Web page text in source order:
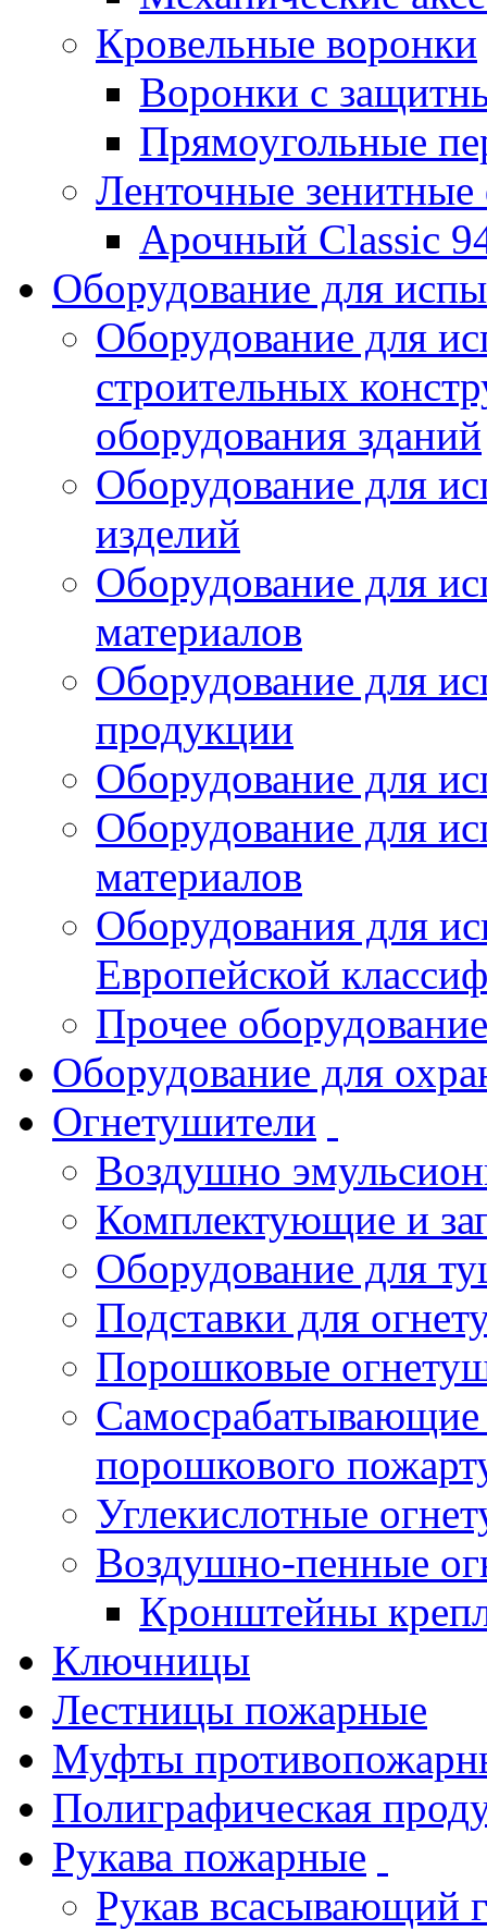
Кровельные воронки
Воронки с
Прямоугольные
Ленточные
Арочный Classic
Оборудование для
Оборудование для
строительных
оборудования зданий
Оборудование для
изделий
Оборудование для
материалов
Оборудование для
продукции
Оборудование для
Оборудование для
материалов
Оборудования для
Европейской
Прочее оборудование
Оборудование для
Огнетушители
Воздушно
Комплектующие и
Оборудование для
Подставки для
Порошковые
порошкового
Углекислотные
Воздушно-пенные
Кронштейны
Ключницы
Лестницы пожарные
Муфты
Полиграфическая
Рукава пожарные
Рукав всасывающий